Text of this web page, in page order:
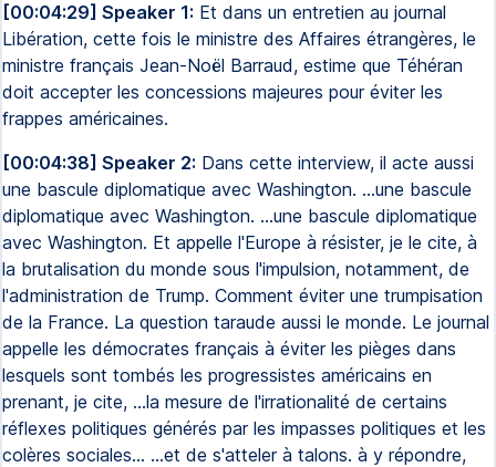
[00:04:29] Speaker 1: Et dans un entretien au journal
Libération, cette fois le ministre des Affaires étrangères, le
ministre français Jean-Noël Barraud, estime que Téhéran
doit accepter les concessions majeures pour éviter les
frappes américaines.
[00:04:38] Speaker 2: Dans cette interview, il acte aussi
une bascule diplomatique avec Washington. ...une bascule
diplomatique avec Washington. ...une bascule diplomatique
avec Washington. Et appelle l'Europe à résister, je le cite, à
la brutalisation du monde sous l'impulsion, notamment, de
l'administration de Trump. Comment éviter une trumpisation
de la France. La question taraude aussi le monde. Le journal
appelle les démocrates français à éviter les pièges dans
lesquels sont tombés les progressistes américains en
prenant, je cite, ...la mesure de l'irrationalité de certains
réflexes politiques générés par les impasses politiques et les
colères sociales... ...et de s'atteler à talons. à y répondre,